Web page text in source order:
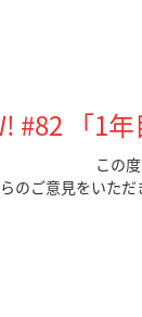
#82 「1
この
のご意見をいた